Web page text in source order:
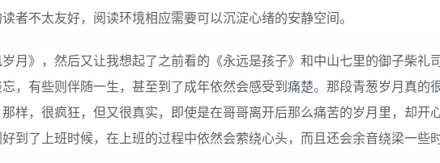
者不太友好，阅读环境相应需要可以沉淀心绪的安静空间。
月》，然后又让我想起了之前看的《永远是孩子》和中山七里的御子柴礼
，有些则伴随一生，甚至到了成年依然会感受到痛楚。那段青葱岁月真的
样，很疯狂，但又很真实，即使是在哥哥离开后那么痛苦的岁月里，却开
了上班时候，在上班的过程中依然会萦绕心头，而且还会余音绕梁一些